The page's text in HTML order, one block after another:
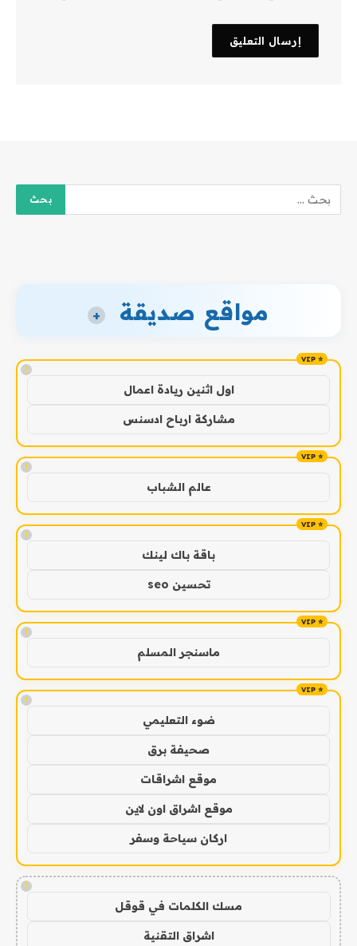
مواقع صديقة +
!
اول اثنين ريادة اعمال
مشاركة ارباح ادسنس
!
عالم الشباب
!
باقة باك لينك
تحسين seo
!
ماسنجر المسلم
!
ضوء التعليمي
صحيفة برق
موقع اشراقات
موقع اشراق اون لاين
اركان سياحة وسفر
!
مسك الكلمات في قوقل
اشراق التقنية